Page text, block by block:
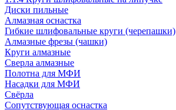
Диски пильные
Алмазная оснастка
Гибкие шлифовальные круги (черепашки)
Алмазные фрезы (чашки)
Круги алмазные
Сверла алмазные
Полотна для МФИ
Насадки для МФИ
Свёрла
Сопутствующая оснастка